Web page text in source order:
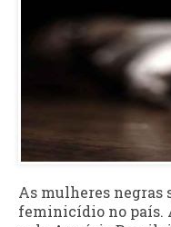
As mulheres negras
feminicídio no país.